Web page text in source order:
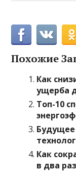
Похожие
Как
ущерба
Топ-10
Будущее
Как
в два